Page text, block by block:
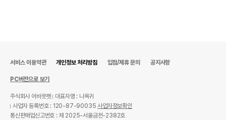
서비스 이용약관 개인정보 처리방침 입점/제휴 문의 공지사항
PC버전으로 보기
주식회사 어바웃펫
대표자명 : 나옥귀
사업자 등록번호 : 120-87-90035사업자정보확인
통신판매업신고번호 : 제 2025-서울금천-2382호